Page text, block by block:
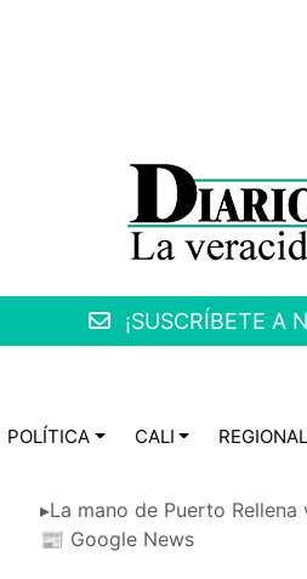
¡SUSCRÍBETE A
POLÍTICA CALI REGIONAL
▸La mano de Puerto
📰 Google News